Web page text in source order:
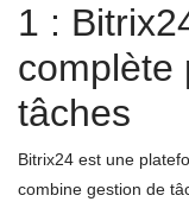
1 :
complète
tâches
Bitrix24 est une
combine gestion de